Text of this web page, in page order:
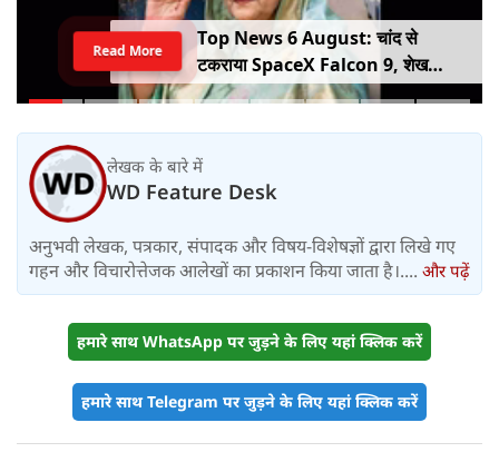
Top News 6 August: चांद से
टकराया SpaceX Falcon 9, शेख
हसीना की घर वापसी का ऐलान, MP में बस
Read More
लेखक के बारे में
WD Feature Desk
अनुभवी लेखक, पत्रकार, संपादक और विषय-विशेषज्ञों द्वारा लिखे गए
गहन और विचारोत्तेजक आलेखों का प्रकाशन किया जाता है।.... और पढ़ें
हमारे साथ WhatsApp पर जुड़ने के लिए यहां क्लिक करें
हमारे साथ Telegram पर जुड़ने के लिए यहां क्लिक करें